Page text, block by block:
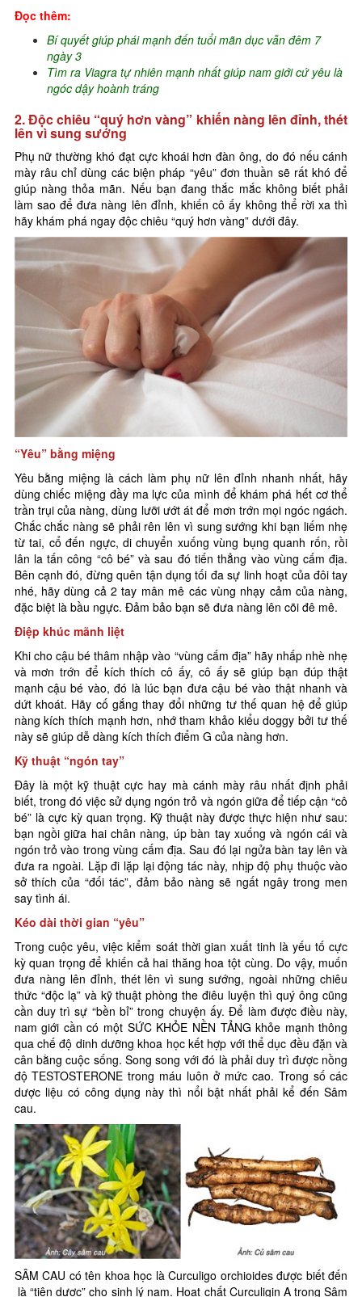
Đọc thêm:
Bí quyết giúp phái mạnh đến tuổi mãn dục vẫn đêm 7
ngày 3
Tìm ra Viagra tự nhiên mạnh nhất giúp nam giới cứ yêu là
ngóc dậy hoành tráng
2. Độc chiêu “quý hơn vàng” khiến nàng lên đỉnh, thét
lên vì sung sướng
Phụ nữ thường khó đạt cực khoái hơn đàn ông, do đó nếu cánh
mày râu chỉ dùng các biện pháp “yêu” đơn thuần sẽ rất khó để
giúp nàng thỏa mãn. Nếu bạn đang thắc mắc không biết phải
làm sao để đưa nàng lên đỉnh, khiến cô ấy không thể rời xa thì
hãy khám phá ngay độc chiêu “quý hơn vàng” dưới đây.
“Yêu” bằng miệng
Yêu bằng miệng là cách làm phụ nữ lên đỉnh nhanh nhất, hãy
dùng chiếc miệng đầy ma lực của mình để khám phá hết cơ thể
trần trụi của nàng, dùng lưỡi ướt át để mơn trớn mọi ngóc ngách.
Chắc chắc nàng sẽ phải rên lên vì sung sướng khi bạn liếm nhẹ
từ tai, cổ đến ngực, di chuyển xuống vùng bụng quanh rốn, rồi
lân la tấn công “cô bé” và sau đó tiến thẳng vào vùng cấm địa.
Bên cạnh đó, đừng quên tận dụng tối đa sự linh hoạt của đôi tay
nhé, hãy dùng cả 2 tay mân mê các vùng nhạy cảm của nàng,
đặc biệt là bầu ngực. Đảm bảo bạn sẽ đưa nàng lên cõi đê mê.
Điệp khúc mãnh liệt
Khi cho cậu bé thâm nhập vào “vùng cấm địa” hãy nhấp nhè nhẹ
và mơn trớn để kích thích cô ấy, cô ấy sẽ giúp bạn đúp thật
mạnh cậu bé vào, đó là lúc bạn đưa cậu bé vào thật nhanh và
dứt khoát. Hãy cố gắng thay đổi những tư thế quan hệ để giúp
nàng kích thích mạnh hơn, nhớ tham khảo kiểu doggy bởi tư thế
này sẽ giúp dễ dàng kích thích điểm G của nàng hơn.
Kỹ thuật “ngón tay”
Đây là một kỹ thuật cực hay mà cánh mày râu nhất định phải
biết, trong đó việc sử dụng ngón trỏ và ngón giữa để tiếp cận “cô
bé” là cực kỳ quan trọng. Kỹ thuật này được thực hiện như sau:
bạn ngồi giữa hai chân nàng, úp bàn tay xuống và ngón cái và
ngón trỏ vào trong vùng cấm địa. Sau đó lại ngửa bàn tay lên và
đưa ra ngoài. Lặp đi lặp lại động tác này, nhịp độ phụ thuộc vào
sở thích của “đối tác”, đảm bảo nàng sẽ ngất ngây trong men
say tình ái.
Kéo dài thời gian “yêu”
Trong cuộc yêu, việc kiểm soát thời gian xuất tinh là yếu tố cực
kỳ quan trọng để khiến cả hai thăng hoa tột cùng. Do vậy, muốn
đưa nàng lên đỉnh, thét lên vì sung sướng, ngoài những chiêu
thức “độc lạ” và kỹ thuật phòng the điêu luyện thì quý ông cũng
cần duy trì sự “bền bỉ” trong chuyện ấy. Để làm được điều này,
nam giới cần có một SỨC KHỎE NỀN TẢNG khỏe mạnh thông
qua chế độ dinh dưỡng khoa học kết hợp với thể dục đều đặn và
cân bằng cuộc sống. Song song với đó là phải duy trì được nồng
độ TESTOSTERONE trong máu luôn ở mức cao. Trong số các
dược liệu có công dụng này thì nổi bật nhất phải kể đến Sâm
cau.
SÂM CAU có tên khoa học là Curculigo orchioides được biết đến
là “tiên dược” cho sinh lý nam. Hoạt chất Curculigin A trong Sâm